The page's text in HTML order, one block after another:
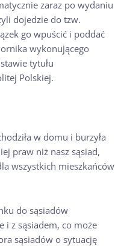
zaraz po wydaniu
dojedzie do tzw.
go wpuścić i poddać
wykonującego
tytułu
Polskiej.
w domu i burzyła
praw niż nasz sąsiad,
wszystkich mieszkańców
do sąsiadów
i z sąsiadem, co może
sąsiadów o sytuację